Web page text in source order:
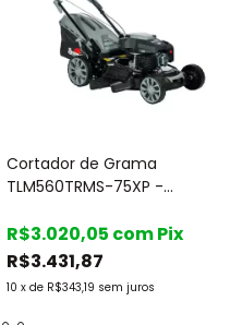
Cortador de Grama
TLM560TRMS-75XP -
R$3.431,87
10 x de R$343,19 sem juros
R$3.020,05 comPix